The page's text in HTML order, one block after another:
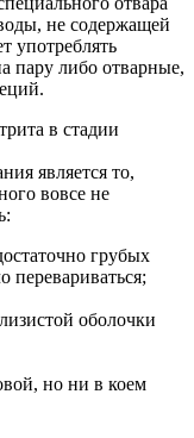
не содержащей
употреблять
пару либо отварные,
является то,
вовсе не
грубых
перевариваться;
оболочки
но ни в коем